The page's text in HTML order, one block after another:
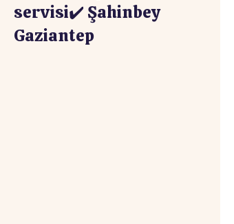
servisi✔️ Şahinbey
Gaziantep